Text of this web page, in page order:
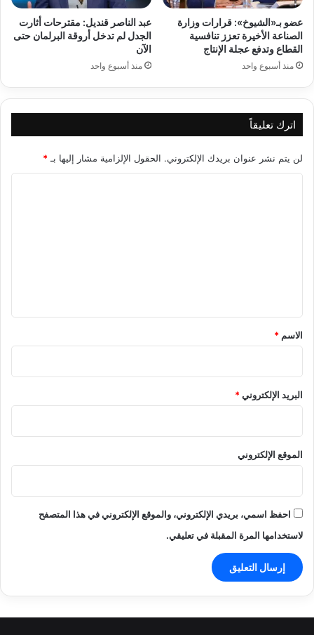
عضو بـ«الشيوخ»: قرارات وزارة
الصناعة الأخيرة تعزز تنافسية
القطاع وتدفع عجلة الإنتاج
منذ أسبوع واحد
عبد الناصر قنديل: مقترحات أثارت
الجدل لم تدخل أروقة البرلمان حتى
الآن
منذ أسبوع واحد
اترك تعليقاً
لن يتم نشر عنوان بريدك الإلكتروني. الحقول الإلزامية مشار إليها بـ *
*
الاسم *
البريد الإلكتروني*
الموقع الإلكتروني
احفظ اسمي، بريدي الإلكتروني، والموقع الإلكتروني في هذا المتصفح
لاستخدامها المرة المقبلة في تعليقي.